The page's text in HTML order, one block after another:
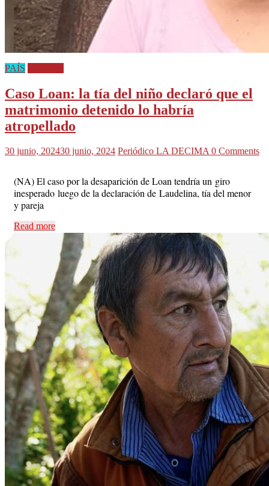
PAÍS
Caso Loan: la tía del niño declaró que el
matrimonio detenido lo habría
atropellado
30 junio, 202430 junio, 2024 Periódico LA DECIMA0 Comments
(NA) El caso por la desaparición de Loan tendría un giro
inesperado luego de la declaración de Laudelina, tía del menor
y pareja
Read more